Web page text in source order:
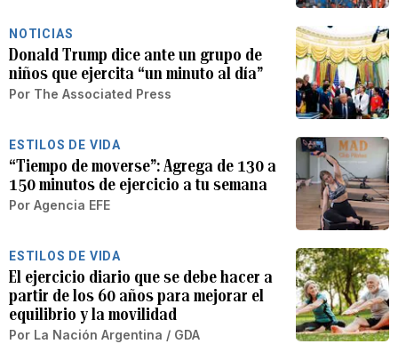
NOTICIAS
Donald Trump dice ante un grupo de
niños que ejercita “un minuto al día”
Por The Associated Press
ESTILOS DE VIDA
“Tiempo de moverse”: Agrega de 130 a
150 minutos de ejercicio a tu semana
Por Agencia EFE
ESTILOS DE VIDA
El ejercicio diario que se debe hacer a
partir de los 60 años para mejorar el
equilibrio y la movilidad
Por La Nación Argentina / GDA